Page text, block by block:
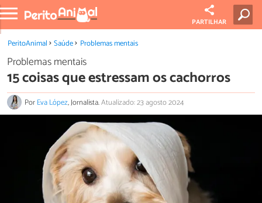
PARTILHAR
PeritoAnimal Saúde Problemas mentais
Problemas mentais
15 coisas que estressam os cachorros
PorEva López, Jornalista.Atualizado: 23 agosto 2024